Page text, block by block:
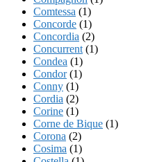
Comtessa (1)
Concorde (1)
Concordia (2)
Concurrent (1)
Condea (1)
Condor(1)
Conny (1)
Cordia (2)
Corine (1)
Corne de Bique (1)
Corona (2)
Cosima (1)